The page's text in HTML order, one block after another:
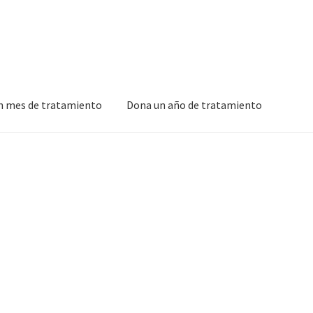
mes de tratamiento Dona un año de tratamiento